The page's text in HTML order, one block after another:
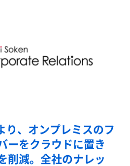
り、オンプレミスのフ
ーをクラウドに置き
削減。 全社のナレッ